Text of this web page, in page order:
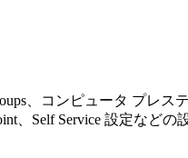
、コンピュータ プレ
、Self Service 設定など